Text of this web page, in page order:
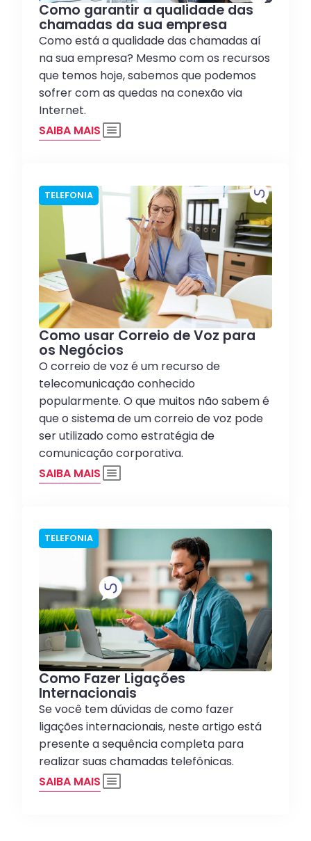
Como garantir a qualidade das
chamadas da sua empresa
Como está a qualidade das chamadas aí
na sua empresa? Mesmo com os recursos
que temos hoje, sabemos que podemos
sofrer com as quedas na conexão via
Internet.
SAIBA MAIS
TELEFONIA
Como usar Correio de Voz para
os Negócios
O correio de voz é um recurso de
telecomunicação conhecido
popularmente. O que muitos não sabem é
que o sistema de um correio de voz pode
ser utilizado como estratégia de
comunicação corporativa.
SAIBA MAIS
TELEFONIA
Como Fazer Ligações
Internacionais
Se você tem dúvidas de como fazer
ligações internacionais, neste artigo está
presente a sequência completa para
realizar suas chamadas telefônicas.
SAIBA MAIS